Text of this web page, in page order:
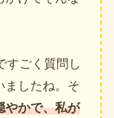
すごく質問し
ましたね。そ
やかで、私が